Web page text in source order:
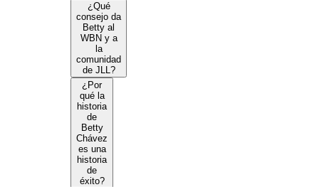
¿Qué
consejo da
Betty al
WBN y a
la
comunidad
de JLL?
¿Por
qué la
historia
de
Betty
Chávez
es una
historia
de
éxito?